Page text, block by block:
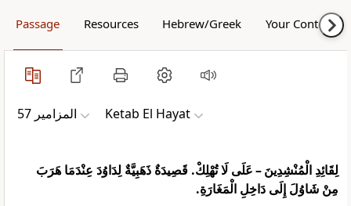
Passage Resources Hebrew/Greek Your Content
ﺍﻟﻤﺰﺍﻣﻴﺮ 57 Ketab El Hayat
لِقَائِدِ الْمُنْشِدِينَ – عَلَى لَا تُهْلِكْ. قَصِيدَةٌ ذَهَبِيَّةٌ لِدَاوُدَ عِنْدَمَا هَرَبَ
مِنْ شَاوُلَ إِلَى دَاخِلِ الْمَغَارَةِ.